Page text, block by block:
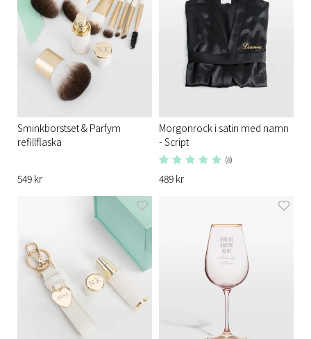
Sminkborstset & Parfym
refillflaska
549 kr
Morgonrock i satin med namn
- Script
(8)
489 kr